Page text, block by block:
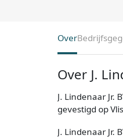
Over
Over J.
J. Lindenaar Jr.
gevestigd op
J. Lindenaar Jr.